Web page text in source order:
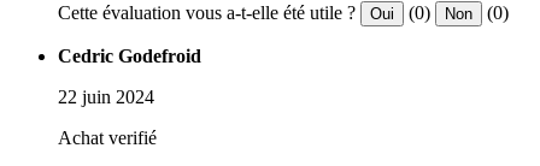
Cette évaluation vous a-t-elle été utile ? Oui (0) Non (0)
Cedric Godefroid
22 juin 2024
Achat verifié